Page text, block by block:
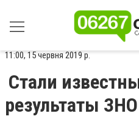
11:00, 15 червня 2019 р.
Стали
результаты